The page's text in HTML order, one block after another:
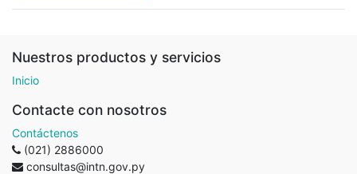
Nuestros productos y servicios
Inicio
Contacte con nosotros
Contáctenos
(021) 2886000
consultas@intn.gov.py